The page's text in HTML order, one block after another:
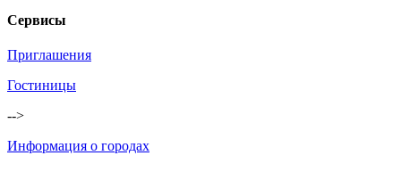
Сервисы
Приглашения
Гостиницы
-->
Информация о городах